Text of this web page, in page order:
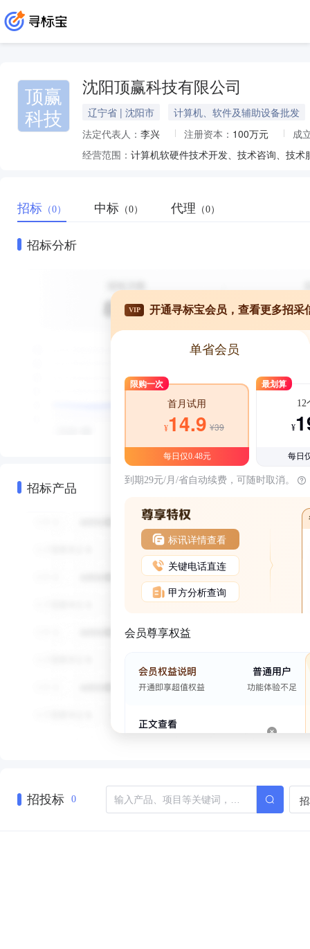
顶赢
科技
沈阳顶赢科技有限公司
辽宁省 | 沈阳市
计算机、软件及辅助设备批发
法定代表人： 李兴 注册资本： 100万元
成
经营范围：
招标 （0） 中标 （0） 代理 （0）
招标分析
招标产品
VIP 开通寻标宝会员，查看更多招采
单省会员
限购一次
首月试用
¥14.9 ¥39
每日仅0.48元
最划算
12
¥
每日
到期29元/月/省自动续费，可随时取消。
标讯详情查看
关键电话直连
甲方分析查询
会员尊享权益
招投标 0